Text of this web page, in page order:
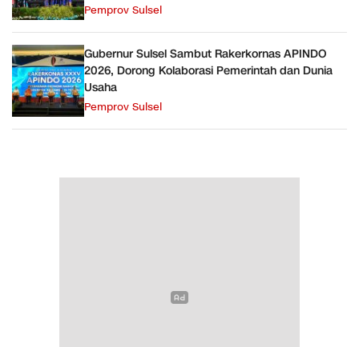
Pemprov Sulsel
Gubernur Sulsel Sambut Rakerkornas APINDO
2026, Dorong Kolaborasi Pemerintah dan Dunia
Usaha
Pemprov Sulsel